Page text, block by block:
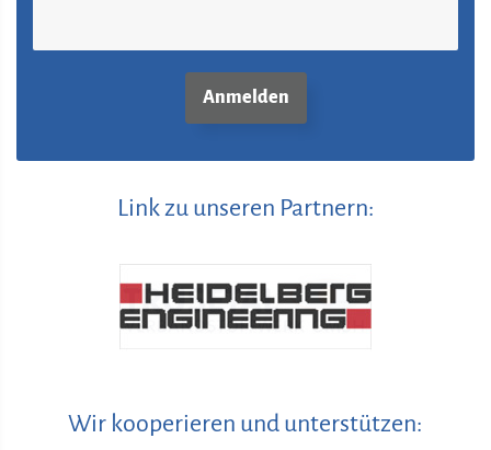
Link zu unseren Partnern:
Wir kooperieren und unterstützen: